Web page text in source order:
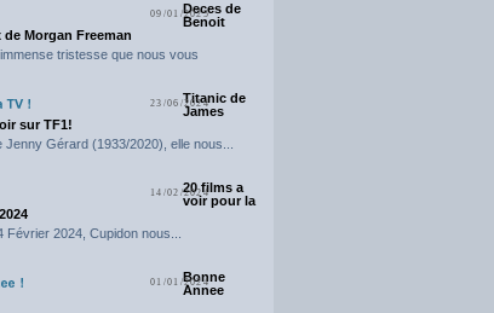
09/01/2025Deces de
Benoit
Morgan Freeman
tristesse que nous vous
23/06/2024Titanic de
James
sur TF1!
Jenny Gérard (1933/2020), elle nous...
14/02/202420 films a
voir pour la
Février 2024, Cupidon nous...
01/01/2024
Bonne
Annee